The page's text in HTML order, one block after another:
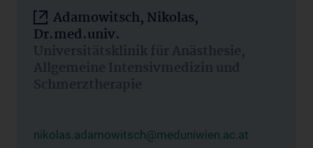
Adamowitsch, Nikolas,
Dr.med.univ.
Universitätsklinik für Anästhesie,
Allgemeine Intensivmedizin und
Schmerztherapie
nikolas.adamowitsch@meduniwien.ac.at